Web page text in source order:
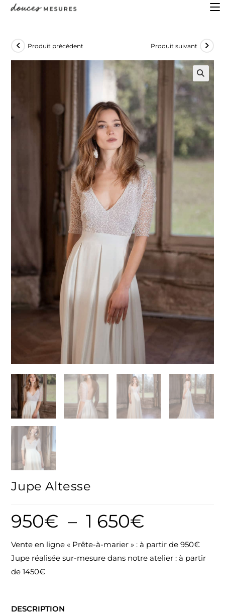
Produit précédent Produit suivant
🔍
Jupe Altesse
950€ – 1 650€
Vente en ligne « Prête-à-marier » : à partir de 950€
Jupe réalisée sur-mesure dans notre atelier : à partir
de 1450€
DESCRIPTION